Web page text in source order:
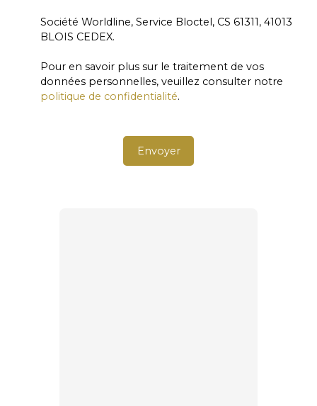
Société Worldline, Service Bloctel, CS 61311, 41013
BLOIS CEDEX.
Pour en savoir plus sur le traitement de vos
données personnelles, veuillez consulter notre
politique de confidentialité.
Envoyer